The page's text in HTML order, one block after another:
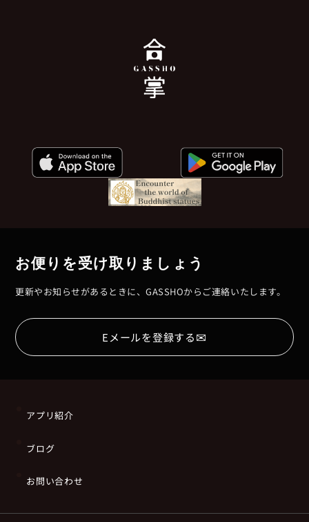
お便りを受け取りましょう
更新やお知らせがあるときに、GASSHOからご連絡いたします。
Eメールを登録する✉
アプリ紹介
ブログ
お問い合わせ